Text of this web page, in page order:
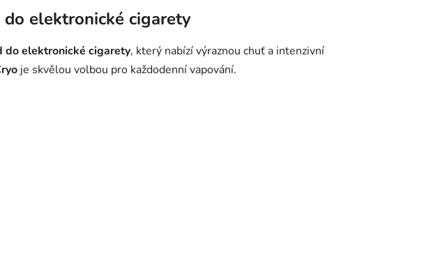
elektronické cigarety
elektronické cigarety, který nabízí výraznou chuť a intenzivní
je skvělou volbou pro každodenní vapování.